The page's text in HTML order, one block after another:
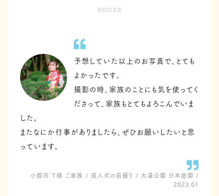
VOICES
予想していた以上のお写真で、とても
よかったです。
撮影の時、家族のことにも気を使ってく
ださって、家族もとてもよろこんでいま
した。
またなにか行事がありましたら、ぜひお願いしたいと思
っています。
小郡市 T様 ご家族 / 成人式の前撮り / 大濠公園 日本庭園 /
2023.01